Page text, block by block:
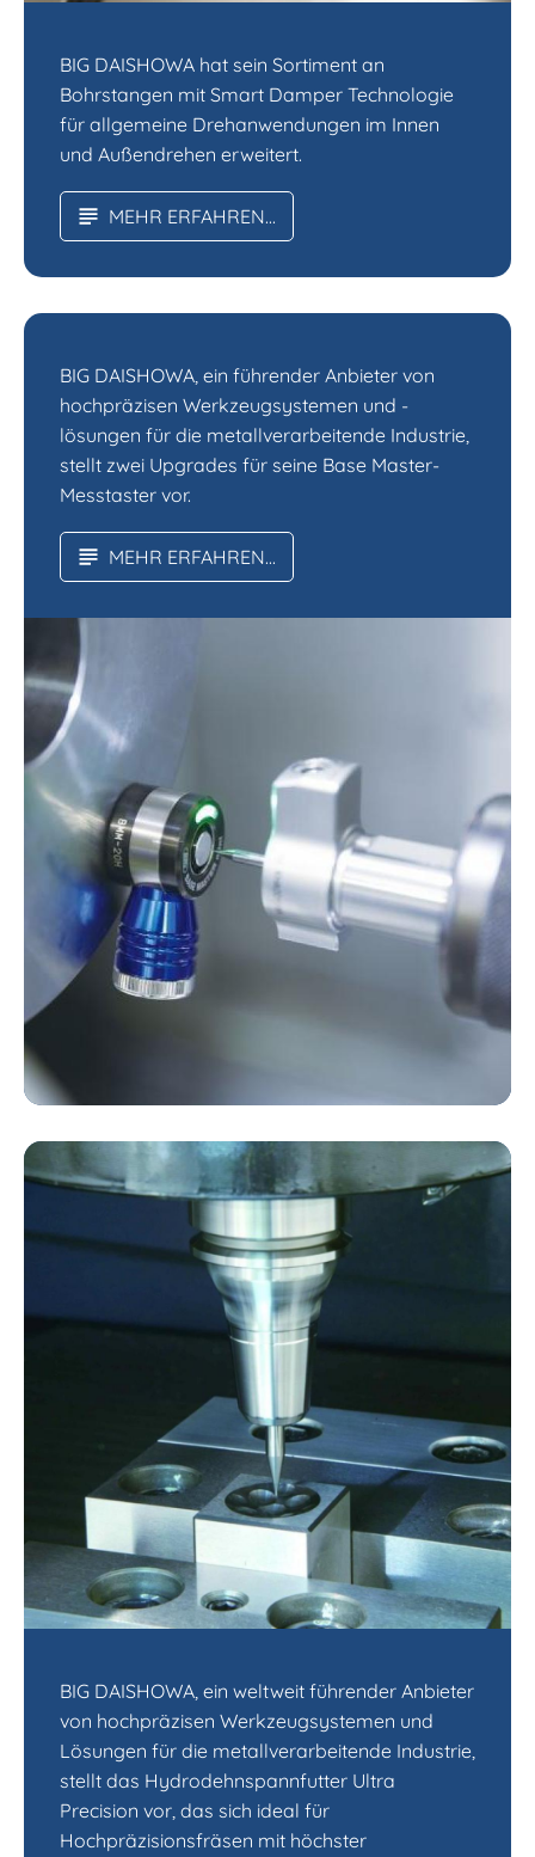
BIG DAISHOWA hat sein Sortiment an
Bohrstangen mit Smart Damper Technologie
für allgemeine Drehanwendungen im Innen
und Außendrehen erweitert.
MEHR ERFAHREN...
BIG DAISHOWA, ein führender Anbieter von
hochpräzisen Werkzeugsystemen und -
lösungen für die metallverarbeitende Industrie,
stellt zwei Upgrades für seine Base Master-
Messtaster vor.
MEHR ERFAHREN...
BIG DAISHOWA, ein weltweit führender Anbieter
von hochpräzisen Werkzeugsystemen und
Lösungen für die metallverarbeitende Industrie,
stellt das Hydrodehnspannfutter Ultra
Precision vor, das sich ideal für
Hochpräzisionsfräsen mit höchster